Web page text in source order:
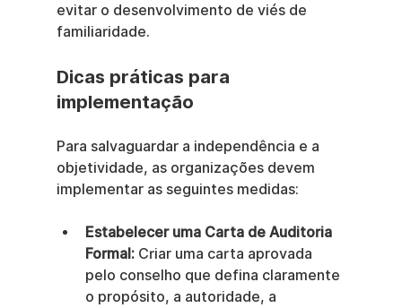
evitar o desenvolvimento de viés de
familiaridade.
Dicas práticas para
implementação
Para salvaguardar a independência e a
objetividade, as organizações devem
implementar as seguintes medidas:
Estabelecer uma Carta de Auditoria
Formal: Criar uma carta aprovada
pelo conselho que defina claramente
o propósito, a autoridade, a